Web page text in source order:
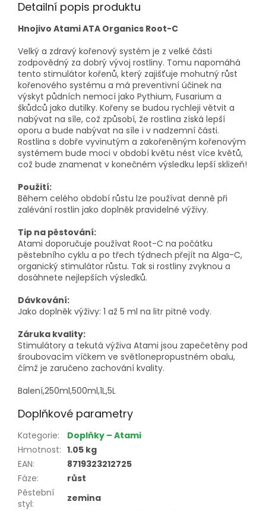
Detailní popis produktu
Hnojivo Atami ATA Organics Root-C
Velký a zdravý kořenový systém je z velké části
zodpovědný za dobrý vývoj rostliny. Tomu napomáhá
tento stimulátor kořenů, který zajišťuje mohutný růst
kořenového systému a má preventivní účinek na
výskyt půdních nemocí jako Pythium, Fusarium a
škůdců jako dutilky. Kořeny se budou rychleji větvit a
nabývat na síle, což způsobí, že rostlina získá lepší
oporu a bude nabývat na síle i v nadzemní části.
Rostlina s dobře vyvinutým a zakořeněným kořenovým
systémem bude moci v období květu nést více květů,
což bude znamenat v konečném výsledku lepší sklizeň!
Použití:
Během celého období růstu lze používat denně při
zalévání rostlin jako doplněk pravidelné výživy.
Tip na pěstování:
Atami doporučuje používat Root-C na počátku
pěstebního cyklu a po třech týdnech přejít na Alga-C,
organický stimulátor růstu. Tak si rostliny zvyknou a
dosáhnete nejlepších výsledků.
Dávkování:
Jako doplněk výživy: 1 až 5 ml na litr pitné vody.
Záruka kvality:
Stimulátory a tekutá výživa Atami jsou zapečetěny pod
šroubovacím víčkem ve světlonepropustném obalu,
čímž je zaručeno zachování kvality.
Balení,250ml,500ml,1L,5L
Doplňkové parametry
Kategorie:
Doplňky – Atami
Hmotnost: 1.05 kg
EAN:
8719323212725
Fáze:
růst
Pěstební
styl: zemina